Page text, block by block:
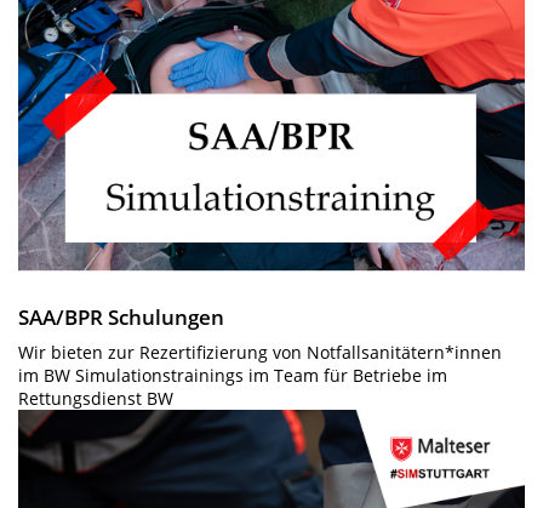
SAA/BPR Schulungen
Wir bieten zur Rezertifizierung von Notfallsanitätern*innen
im BW Simulationstrainings im Team für Betriebe im
Rettungsdienst BW